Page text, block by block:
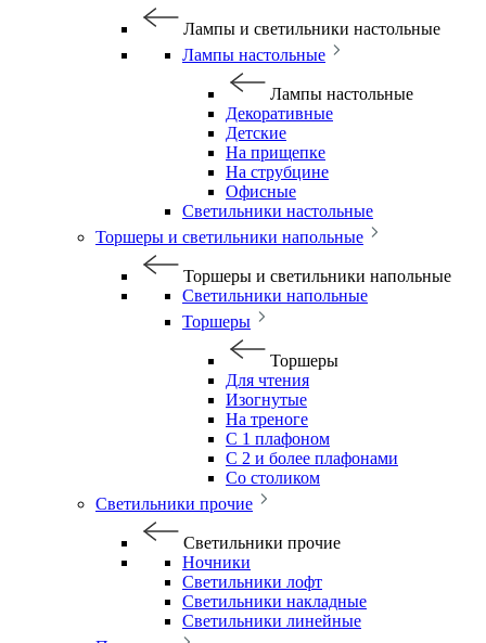
Лампы и светильники настольные
Лампы настольные
Лампы настольные
Декоративные
Детские
На прищепке
На струбцине
Офисные
Светильники настольные
Торшеры и светильники напольные
Торшеры и светильники напольные
Светильники напольные
Торшеры
Торшеры
Для чтения
Изогнутые
На треноге
С 1 плафоном
С 2 и более плафонами
Со столиком
Светильники прочие
Светильники прочие
Ночники
Светильники лофт
Светильники накладные
Светильники линейные